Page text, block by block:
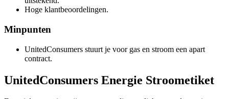
Hoge klantbeoordelingen.
Minpunten
UnitedConsumers stuurt je voor gas en stroom een apart
contract.
UnitedConsumers Energie Stroometiket